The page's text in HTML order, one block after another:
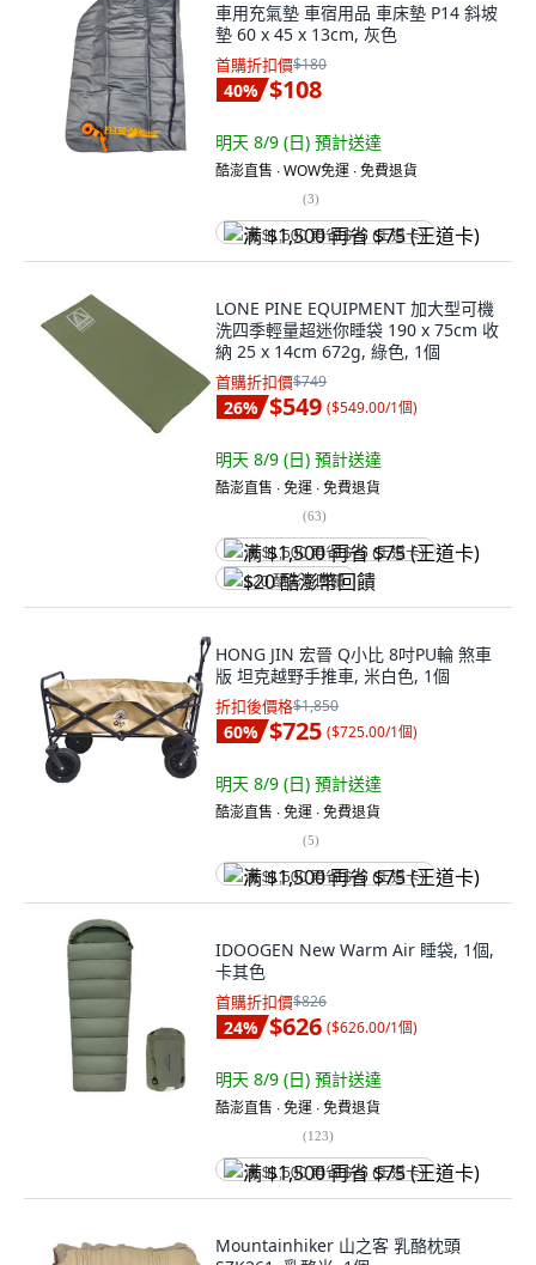
車用充氣墊 車宿用品 車床墊 P14 斜坡
墊 60 x 45 x 13cm, 灰色
首購折扣價$180
40% $108
明天 8/9 (日) 預計送達
酷澎直售 ∙ WOW免運 ∙ 免費退貨
(3)
满 $1,500 再省 $75 (王道卡)
LONE PINE EQUIPMENT 加大型可機
洗四季輕量超迷你睡袋 190 x 75cm 收
納 25 x 14cm 672g, 綠色, 1個
首購折扣價$749
26% $549 ($549.00/1個)
明天 8/9 (日) 預計送達
酷澎直售 ∙ 免運 ∙ 免費退貨
(63)
满 $1,500 再省 $75 (王道卡)
$20 酷澎幣回饋
HONG JIN 宏晉 Q小比 8吋PU輪 煞車
版 坦克越野手推車, 米白色, 1個
折扣後價格$1,850
60% $725 ($725.00/1個)
明天 8/9 (日) 預計送達
酷澎直售 ∙ 免運 ∙ 免費退貨
(5)
满 $1,500 再省 $75 (王道卡)
IDOOGEN New Warm Air 睡袋, 1個,
卡其色
首購折扣價$826
24% $626 ($626.00/1個)
明天 8/9 (日) 預計送達
酷澎直售 ∙ 免運 ∙ 免費退貨
(123)
满 $1,500 再省 $75 (王道卡)
Mountainhiker 山之客 乳酪枕頭